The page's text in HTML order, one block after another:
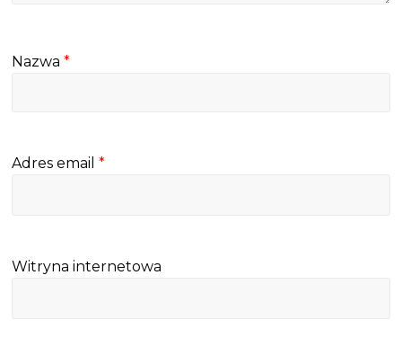
Nazwa*
Adres email*
Witryna internetowa